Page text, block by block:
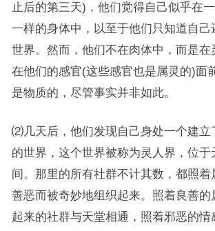
止后的第三天)，他们觉得自己似乎在
一样的身体中，以至于他们只知道自己
世界。然而，他们不在肉体中，而是在
在他们的感官(这些感官也是属灵的)面
是物质的，尽管事实并非如此。
⑵几天后，他们发现自己身处一个建立
的世界，这个世界被称为灵人界，位于
间。那里的所有社群不计其数，都照着
善恶而被奇妙地组织起来。照着良善的
起来的社群与天堂相通，照着邪恶的情